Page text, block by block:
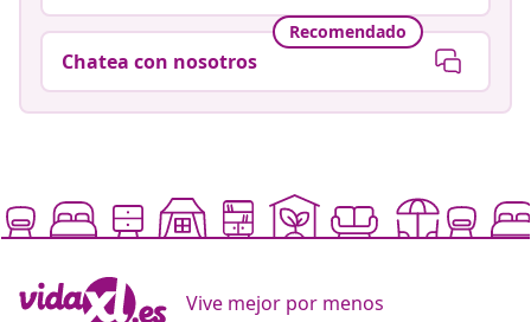
Recomendado
Chatea con nosotros
Vive mejor por menos